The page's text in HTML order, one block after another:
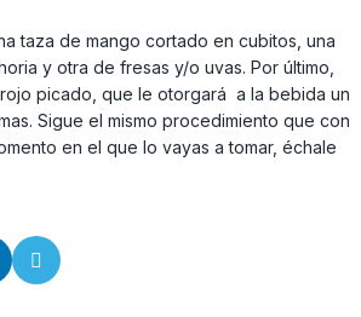
taza de mango cortado en cubitos, una
y otra de fresas y/o uvas. Por último,
picado, que le otorgará a la bebida un
Sigue el mismo procedimiento que con
en el que lo vayas a tomar, échale